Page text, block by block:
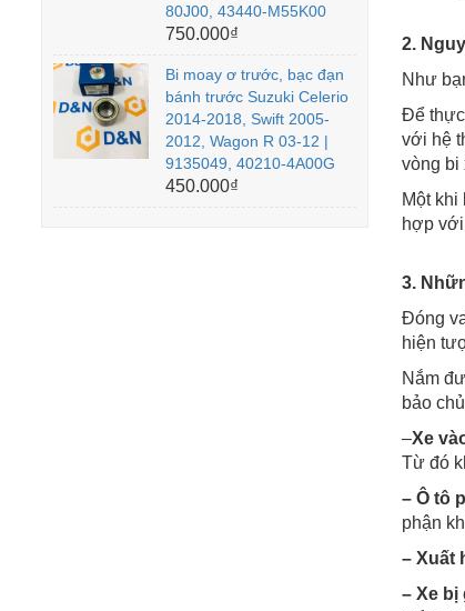
2.
Như
Để thực
với hệ
vòng bi
Một
hợp với
3.
Đóng
hiện
Nắm
bảo
–Xe
Từ đó
– Ô tô
phận
– Xuất
– Xe bị
80J00, 43440-M55K00
750.000₫
Bi moay ơ trước, bạc đạn
bánh trước Suzuki Celerio
2014-2018, Swift 2005-
2012, Wagon R 03-12 |
9135049, 40210-4A00G
450.000₫